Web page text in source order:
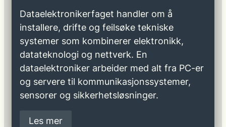
Dataelektronikerfaget handler om å
installere, drifte og feilsøke tekniske
systemer som kombinerer elektronikk,
datateknologi og nettverk. En
dataelektroniker arbeider med alt fra PC-er
og servere til kommunikasjonssystemer,
sensorer og sikkerhetsløsninger.
Les mer